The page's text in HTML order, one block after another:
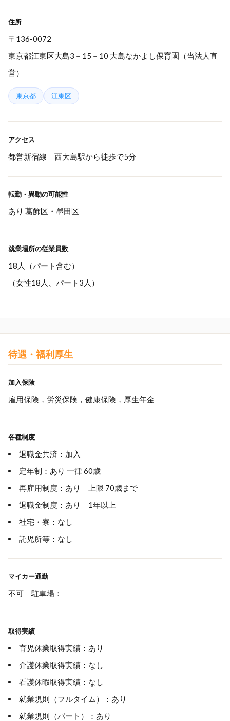
住所
〒136-0072
東京都江東区大島3－15－10 大島なかよし保育園（当法人直
営）
東京都 江東区
アクセス
都営新宿線 西大島駅から徒歩で5分
転勤・異動の可能性
あり 葛飾区・墨田区
就業場所の従業員数
18人（パート含む）
（女性18人、パート3人）
待遇・福利厚生
加入保険
雇用保険，労災保険，健康保険，厚生年金
各種制度
退職金共済：加入
定年制：あり 一律 60歳
再雇用制度：あり 上限 70歳まで
退職金制度：あり 1年以上
社宅・寮：なし
託児所等：なし
マイカー通勤
不可 駐車場：
取得実績
育児休業取得実績：あり
介護休業取得実績：なし
看護休暇取得実績：なし
就業規則（フルタイム）：あり
就業規則（パート）：あり